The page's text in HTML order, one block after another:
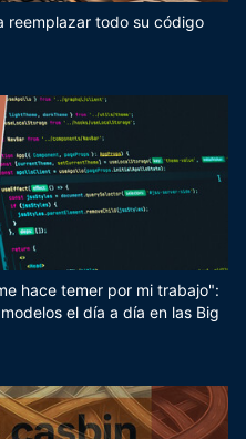
reemplazar todo su código
hace temer por mi trabajo":
el día a día en las Big